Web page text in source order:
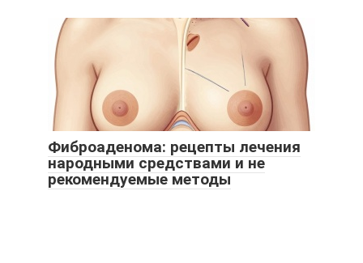
Фиброаденома: рецепты лечения
народными средствами и не
рекомендуемые методы